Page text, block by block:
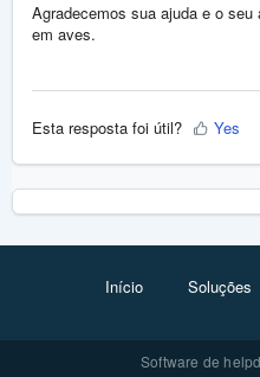
Agradecemos sua ajuda e o
em aves.
Esta resposta foi útil? Yes
Início Soluções
Software de